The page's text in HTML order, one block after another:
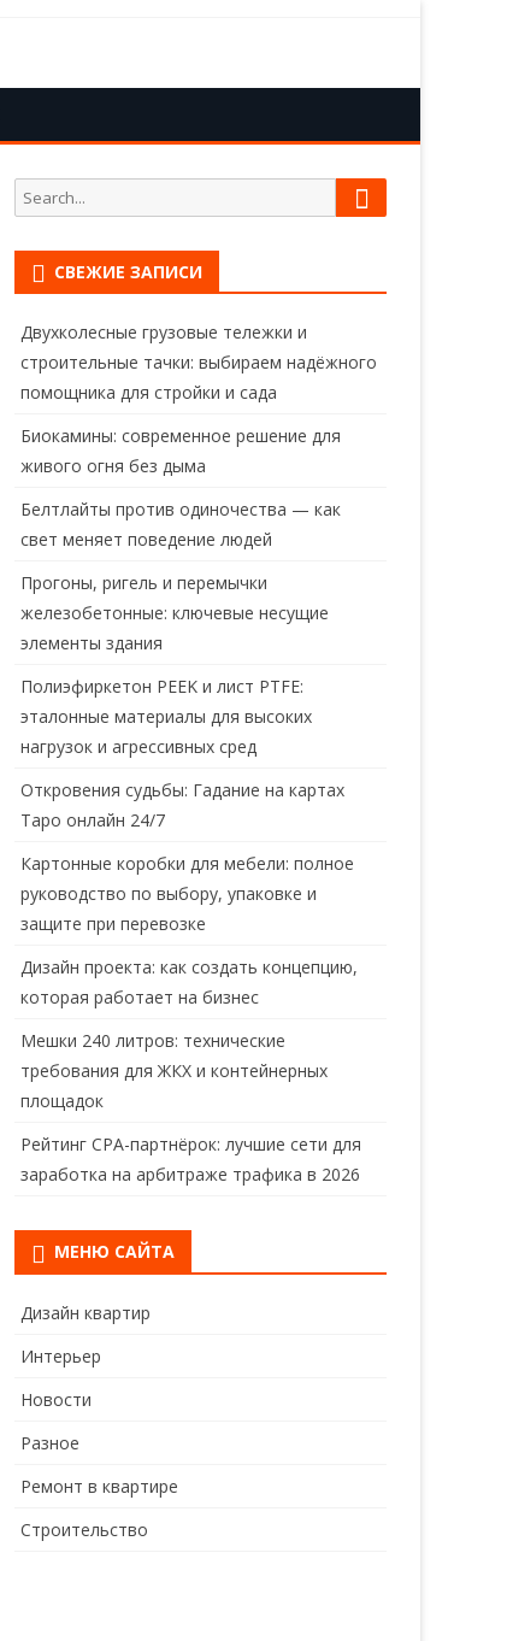
Search
for:
Search
СВЕЖИЕ ЗАПИСИ
Двухколесные грузовые тележки и
строительные тачки: выбираем надёжного
помощника для стройки и сада
Биокамины: современное решение для
живого огня без дыма
Белтлайты против одиночества — как
свет меняет поведение людей
Прогоны, ригель и перемычки
железобетонные: ключевые несущие
элементы здания
Полиэфиркетон PEEK и лист PTFE:
эталонные материалы для высоких
нагрузок и агрессивных сред
Откровения судьбы: Гадание на картах
Таро онлайн 24/7
Картонные коробки для мебели: полное
руководство по выбору, упаковке и
защите при перевозке
Дизайн проекта: как создать концепцию,
которая работает на бизнес
Мешки 240 литров: технические
требования для ЖКХ и контейнерных
площадок
Рейтинг CPA-партнёрок: лучшие сети для
заработка на арбитраже трафика в 2026
МЕНЮ САЙТА
Дизайн квартир
Интерьер
Новости
Разное
Ремонт в квартире
Строительство